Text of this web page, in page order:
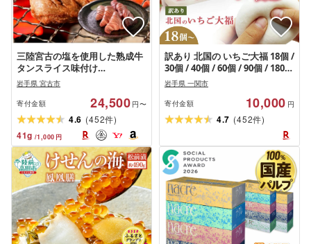
三陸宮古の塩を使用した熟成牛
タンスライス味付け
1.0kg(200g×5p)
岩手県 宮古市
寄付金額 24,500 円〜
4.6 (452件)
41g /1,000 円
訳あり 北国の いちご大福 18個 /
30個 / 40個 / 60個 / 90個 / 180個
生クリーム ふるさと納税 アイ
ス いちご 国産 大福 お菓子 ギフ
ト 個包装 和菓子 おやつ スイー
ツ デザート 大容量 人気 おすす
め スイーツリピート 定期便 送
岩手県 一関市
寄付金額 10,000 円
4.7 (452件)